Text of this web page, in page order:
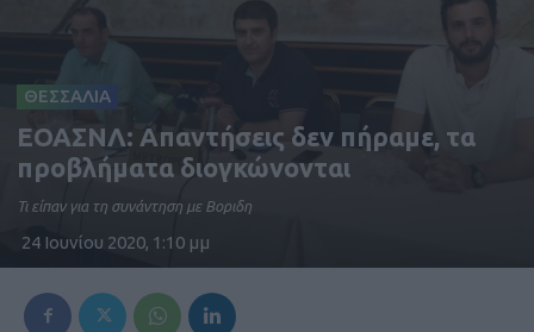
ΘΕΣΣΑΛΙΑ
ΕΟΑΣΝΛ: Απαντήσεις δεν πήραμε, τα
προβλήματα διογκώνονται
Τι είπαν για τη συνάντηση με Βοριδη
24 Ιουνίου 2020, 1:10 μμ